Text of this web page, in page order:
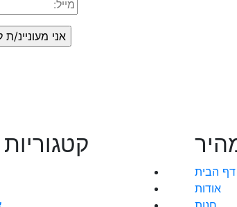
דף הבית
אודות